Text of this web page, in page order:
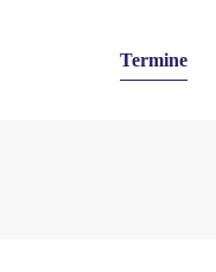
Termine